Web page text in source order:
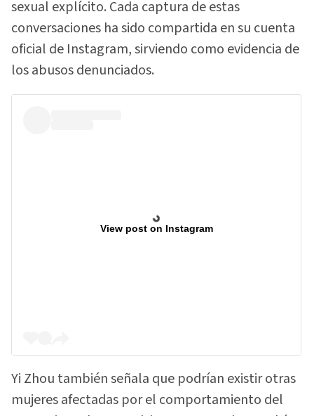
sexual explícito. Cada captura de estas
conversaciones ha sido compartida en su cuenta
oficial de Instagram, sirviendo como evidencia de
los abusos denunciados.
View post on Instagram
Yi Zhou también señala que podrían existir otras
mujeres afectadas por el comportamiento del